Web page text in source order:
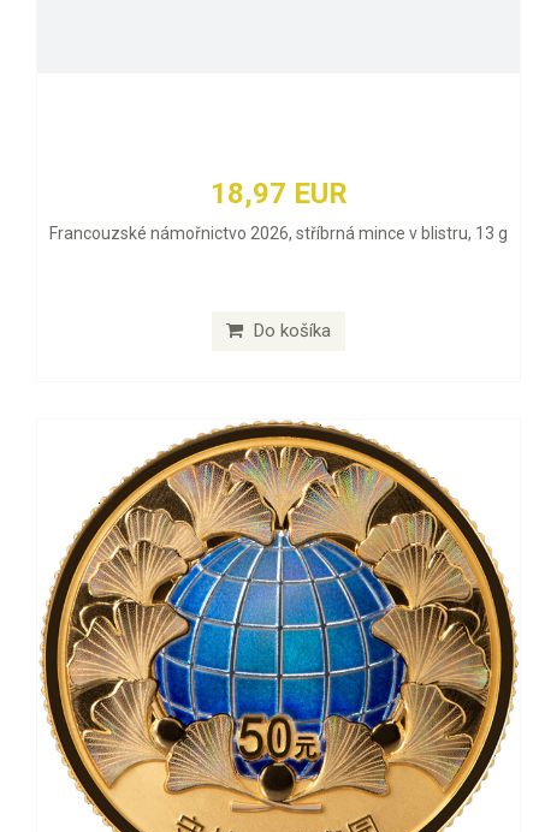
18,97 EUR
Francouzské námořnictvo 2026, stříbrná mince v blistru, 13 g
Do košíka